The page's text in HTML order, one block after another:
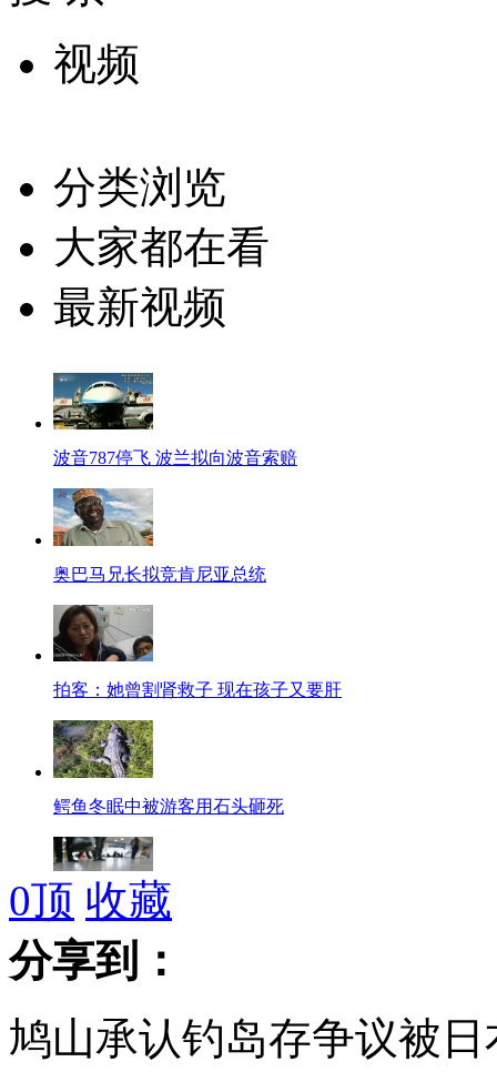
视频
分类浏览
大家都在看
最新视频
波音787停飞 波兰拟向波音索赔
奥巴马兄长拟竞肯尼亚总统
拍客：她曾割肾救子 现在孩子又要肝
鳄鱼冬眠中被游客用石头砸死
温州:小鸟未过安检 被乘客砸死
台媒:白百合称行李失窃 拒付酒店钱
0顶 收藏
分享到：
鸠山承认钓岛存争议被